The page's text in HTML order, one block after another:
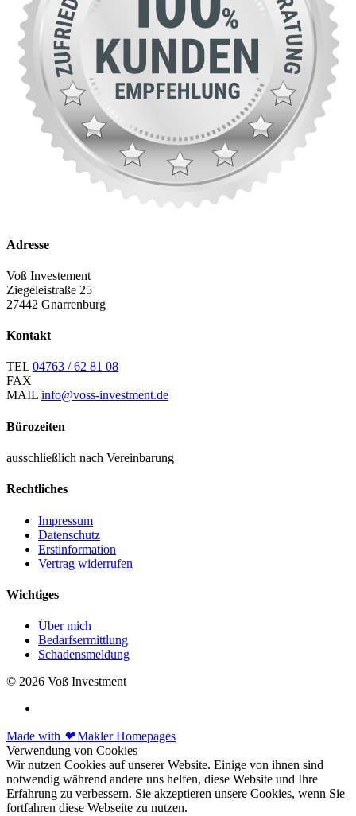
Adresse
Voß Investement
Ziegeleistraße 25
27442 Gnarrenburg
Kontakt
TEL 04763 / 62 81 08
FAX
MAIL info@voss-investment.de
Bürozeiten
ausschließlich nach Vereinbarung
Rechtliches
Impressum
Datenschutz
Erstinformation
Vertrag widerrufen
Wichtiges
Über mich
Bedarfsermittlung
Schadensmeldung
© 2026 Voß Investment
Made with ❤Makler Homepages
Verwendung von Cookies
Wir nutzen Cookies auf unserer Website. Einige von ihnen sind
notwendig während andere uns helfen, diese Website und Ihre
Erfahrung zu verbessern. Sie akzeptieren unsere Cookies, wenn Sie
fortfahren diese Webseite zu nutzen.